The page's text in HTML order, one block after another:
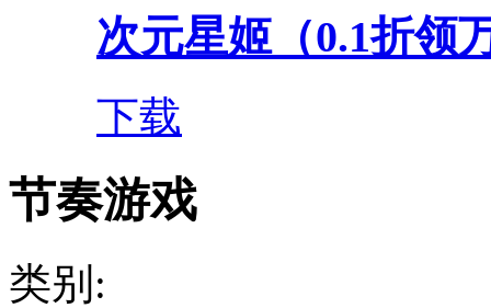
次元星姬（0.1折领
下载
节奏游戏
类别: